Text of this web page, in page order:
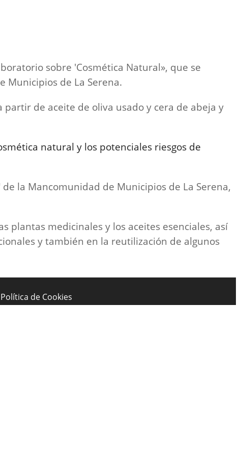
sobre 'Cosmética Natural», que se
Municipios de La Serena.
de aceite de oliva usado y cera de abeja y
natural y los potenciales riesgos de
la Mancomunidad de Municipios de La Serena,
plantas medicinales y los aceites esenciales, así
y también en la reutilización de algunos
Política de Cookies